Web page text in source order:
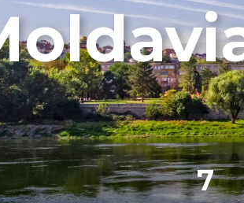
Reino
7